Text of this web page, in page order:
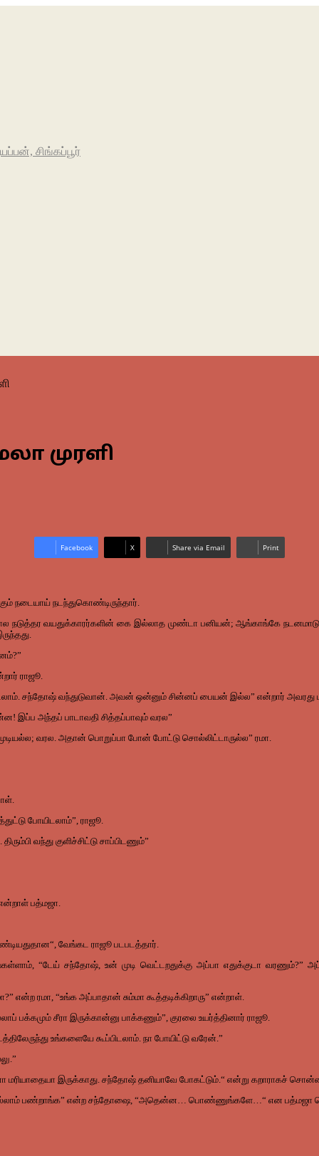
சிங்கப்பூர்
முரளி
Facebook X Share via Email Print
நடையாய் நடந்துகொண்டிருந்தார்.
வயதுக்காரர்களின் கை இல்லாத முண்டா பனியன்; ஆங்காங்கே
ராஜூ.
சந்தோஷ் வந்துடுவான். அவன் ஒன்னும் சின்னப் பையன் இல்ல” என்றார் அவரது
இப்ப அந்தப் பாடாவதி சித்தப்பாவும் வரல”
வரல. அதான் பொறுப்பா போன் போட்டு சொல்லிட்டாருல்ல” ரமா.
போயிடலாம்”, ராஜூ.
வந்து குளிச்சிட்டு சாப்பிடணும்”
என்றாள் பத்மஜா.
வேங்கட ராஜூ படபடத்தார்.
“டேய் சந்தோஷ், உன் முடி வெட்டறதுக்கு அப்பா எதுக்குடா வரணும்?”
ரமா, “உங்க அப்பாதான் சும்மா கூத்தடிக்கிறாரு” என்றாள்.
பக்கமும் சீரா இருக்கான்னு பாக்கணும்”, குரலை உயர்த்தினார் ராஜூ.
உங்களையே கூப்பிடலாம். நா போயிட்டு வரேன்.”
இருக்காது. சந்தோஷ் தனியாவே போகட்டும்.“ என்று கறாராகச்
பண்றாங்க” என்ற சந்தோஷை, “அதென்ன… பொண்ணுங்களே…“ என பத்மஜா